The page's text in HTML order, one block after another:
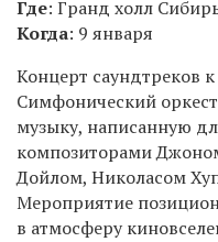
Где: Гранд холл
Когда: 9 января
Концерт саундтреков
Симфонический
музыку, написанную
композиторами
Дойлом, Николасом
Мероприятие
в атмосферу